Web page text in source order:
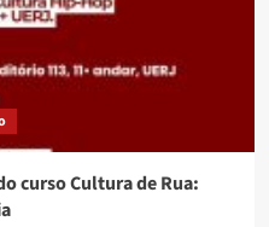
curso Cultura de Rua: